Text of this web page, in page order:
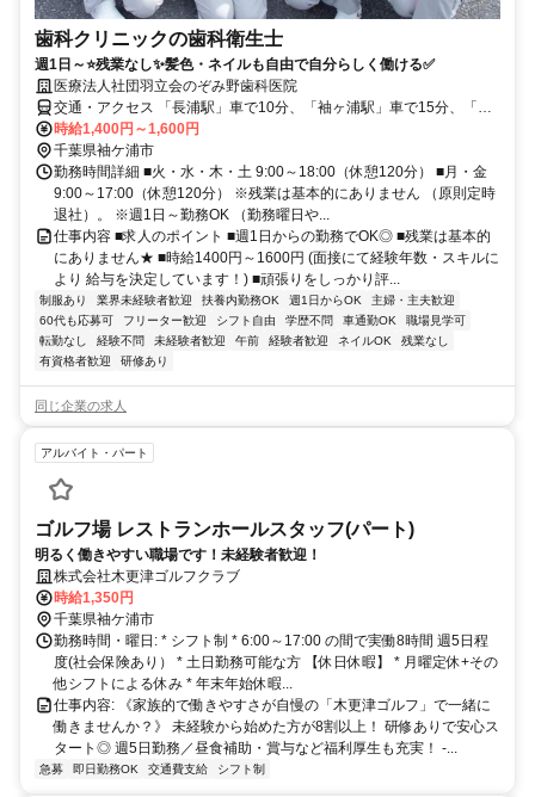
歯科クリニックの歯科衛生士
週1日～⭐残業なし✨髪色・ネイルも自由で自分らしく働ける✅
医療法人社団羽立会のぞみ野歯科医院
交通・アクセス 「長浦駅」車で10分、「袖ヶ浦駅」車で15分、「の
ぞみ野中央」バス停徒歩1分
時給1,400円～1,600円
千葉県袖ケ浦市
勤務時間詳細 ■火・水・木・土 9:00～18:00（休憩120分） ■月・金
9:00～17:00（休憩120分） ※残業は基本的にありません （原則定時
退社）。 ※週1日～勤務OK （勤務曜日や...
仕事内容 ■求人のポイント ■週1日からの勤務でOK◎ ■残業は基本的
にありません★ ■時給1400円～1600円 (面接にて経験年数・スキルに
より 給与を決定しています！) ■頑張りをしっかり評...
制服あり 業界未経験者歓迎 扶養内勤務OK 週1日からOK
主婦・主夫歓迎
60代も応募可
フリーター歓迎 シフト自由 学歴不問 車通勤OK
職場見学可
転勤なし
経験不問 未経験者歓迎 午前 経験者歓迎 ネイルOK
残業なし
有資格者歓迎
研修あり
同じ企業の求人
アルバイト・パート
ゴルフ場 レストランホールスタッフ(パート)
明るく働きやすい職場です！未経験者歓迎！
株式会社木更津ゴルフクラブ
時給1,350円
千葉県袖ケ浦市
勤務時間・曜日: * シフト制 * 6:00～17:00 の間で実働8時間 週5日程
度(社会保険あり） * 土日勤務可能な方 【休日休暇】 * 月曜定休+その
他シフトによる休み * 年末年始休暇...
仕事内容: 《家族的で働きやすさが自慢の「木更津ゴルフ」で一緒に
働きませんか？》 未経験から始めた方が8割以上！ 研修ありで安心ス
タート◎ 週5日勤務／昼食補助・賞与など福利厚生も充実！ -...
急募 即日勤務OK 交通費支給 シフト制